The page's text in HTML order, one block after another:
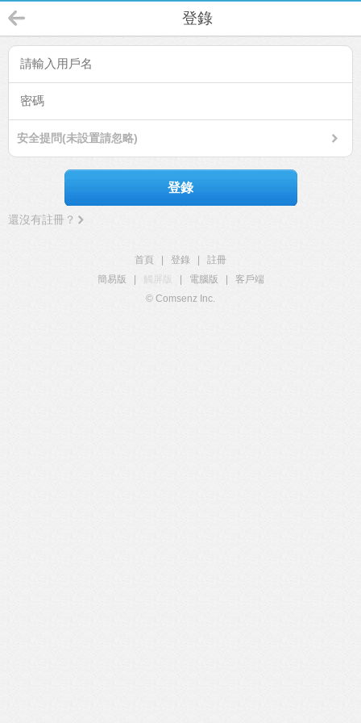
登錄
安全提問(未設置請忽略)
登錄
還沒有註冊？
首頁 登錄
註冊
簡易版
觸屏版 電腦版
客戶端
© Comsenz Inc.